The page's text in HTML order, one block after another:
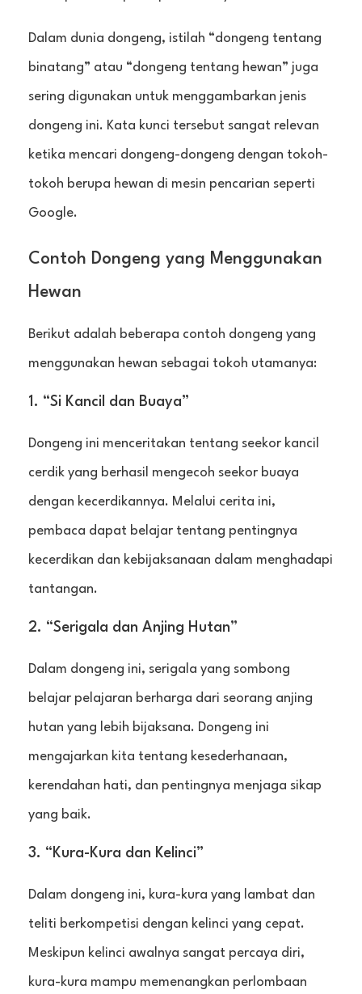
Dalam dunia dongeng, istilah “dongeng tentang
binatang” atau “dongeng tentang hewan” juga
sering digunakan untuk menggambarkan jenis
dongeng ini. Kata kunci tersebut sangat relevan
ketika mencari dongeng-dongeng dengan tokoh-
tokoh berupa hewan di mesin pencarian seperti
Google.
Contoh Dongeng yang Menggunakan
Hewan
Berikut adalah beberapa contoh dongeng yang
menggunakan hewan sebagai tokoh utamanya:
1. “Si Kancil dan Buaya”
Dongeng ini menceritakan tentang seekor kancil
cerdik yang berhasil mengecoh seekor buaya
dengan kecerdikannya. Melalui cerita ini,
pembaca dapat belajar tentang pentingnya
kecerdikan dan kebijaksanaan dalam menghadapi
tantangan.
2. “Serigala dan Anjing Hutan”
Dalam dongeng ini, serigala yang sombong
belajar pelajaran berharga dari seorang anjing
hutan yang lebih bijaksana. Dongeng ini
mengajarkan kita tentang kesederhanaan,
kerendahan hati, dan pentingnya menjaga sikap
yang baik.
3. “Kura-Kura dan Kelinci”
Dalam dongeng ini, kura-kura yang lambat dan
teliti berkompetisi dengan kelinci yang cepat.
Meskipun kelinci awalnya sangat percaya diri,
kura-kura mampu memenangkan perlombaan